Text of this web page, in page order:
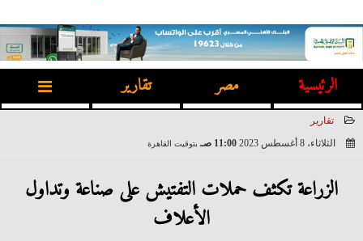
الرئيسية مصر تقارير
تقارير
الثلاثاء، 8 أغسطس 2023
11:00 صـ بتوقيت القاهرة
الزراعة تكثف حملات التفتيش على صناعة وتداول
الأعلاف